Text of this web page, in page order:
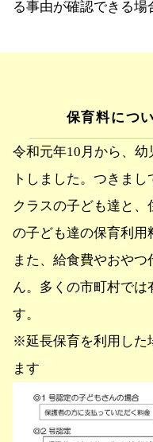
る事由が確認できる場
保育料につ
令和元年10月から、
トしました。つきま
クラスの子ども達と
の子ども達の保育利用
また、給食費やおや
ん。多くの市町村で
す。
※延長保育を利用した
ます